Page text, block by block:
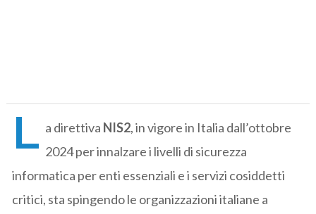
L a direttiva NIS2, in vigore in Italia dall’ottobre
2024 per innalzare i livelli di sicurezza
informatica per enti essenziali e i servizi cosiddetti
critici, sta spingendo le organizzazioni italiane a